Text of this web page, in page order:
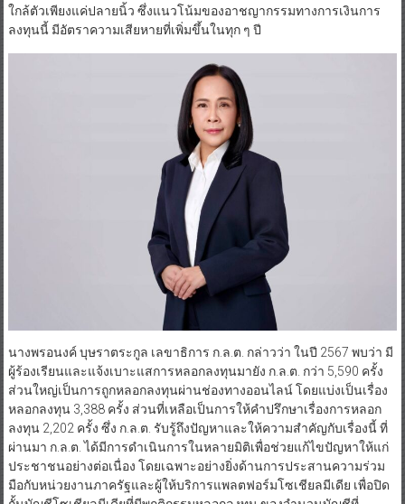
ใกล้ตัวเพียงแค่ปลายนิ้ว ซึ่งแนวโน้มของอาชญากรรมทางการเงินการ
ลงทุนนี้ มีอัตราความเสียหายที่เพิ่มขึ้นในทุก ๆ ปี
นางพรอนงค์ บุษราตระกูล เลขาธิการ ก.ล.ต. กล่าวว่า ในปี 2567 พบว่า มี
ผู้ร้องเรียนและแจ้งเบาะแสการหลอกลงทุนมายัง ก.ล.ต. กว่า 5,590 ครั้ง
ส่วนใหญ่เป็นการถูกหลอกลงทุนผ่านช่องทางออนไลน์ โดยแบ่งเป็นเรื่อง
หลอกลงทุน 3,388 ครั้ง ส่วนที่เหลือเป็นการให้คำปรึกษาเรื่องการหลอก
ลงทุน 2,202 ครั้ง ซึ่ง ก.ล.ต. รับรู้ถึงปัญหาและให้ความสำคัญกับเรื่องนี้ ที่
ผ่านมา ก.ล.ต. ได้มีการดำเนินการในหลายมิติเพื่อช่วยแก้ไขปัญหาให้แก่
ประชาชนอย่างต่อเนื่อง โดยเฉพาะอย่างยิ่งด้านการประสานความร่วม
มือกับหน่วยงานภาครัฐและผู้ให้บริการแพลตฟอร์มโซเชียลมีเดีย เพื่อปิด